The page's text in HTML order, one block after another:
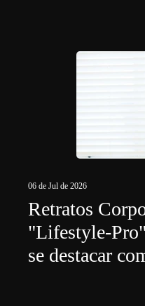
06 de Jul de 2026
Retratos
"Lifestyle-
se destacar